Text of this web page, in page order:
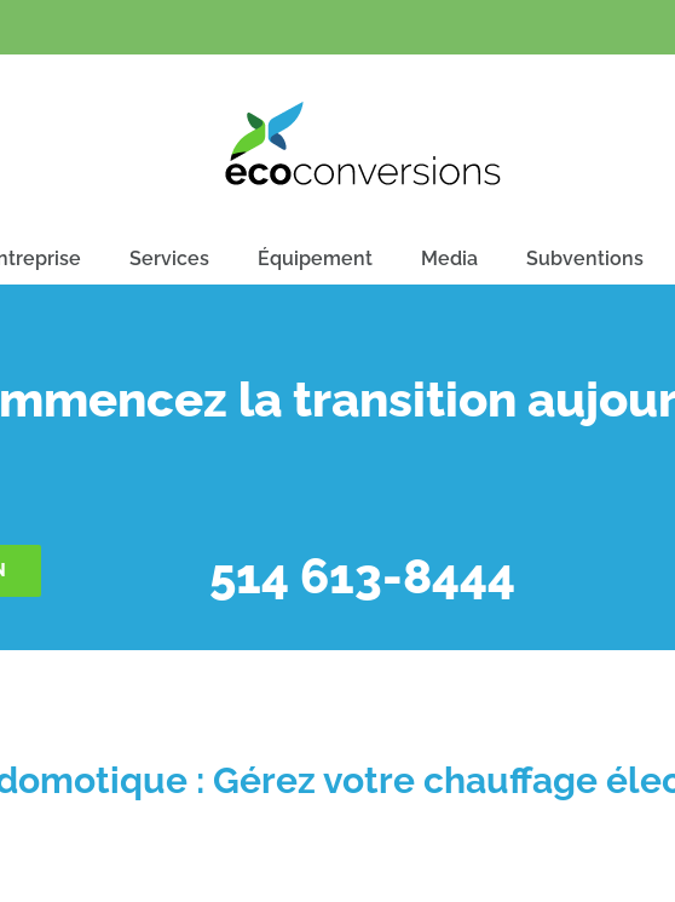
Services Équipement Media Subventions
la transition
514 613-8444
: Gérez votre chauffage